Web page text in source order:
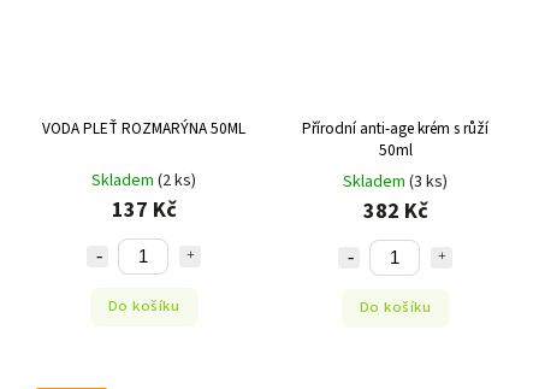
VODA PLEŤ ROZMARÝNA 50ML
Skladem (2 ks)
137 Kč
Do košíku
Přírodní anti-age krém s růží
50ml
Skladem (3 ks)
382 Kč
Do košíku